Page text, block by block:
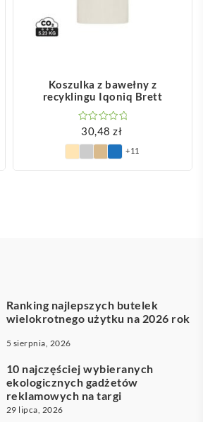
Koszulka z bawełny z
recyklingu Iqoniq Brett
30,48zł
+11
Ranking najlepszych butelek
wielokrotnego użytku na 2026 rok
5 sierpnia, 2026
10 najczęściej wybieranych
ekologicznych gadżetów
reklamowych na targi
29 lipca, 2026